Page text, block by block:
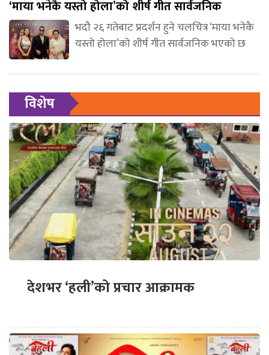
‘माया भनेकै यस्तो होला’को शीर्ष गीत सार्वजनिक
भदौ २६ गतेबाट प्रदर्शन हुने चलचित्र ‘माया भनेकै
यस्तो होला’को शीर्ष गीत सार्वजनिक भएको छ
विशेष
देशभर ‘हली’को प्रचार आक्रामक